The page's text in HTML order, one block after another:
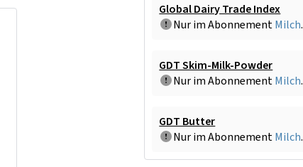
Global Dairy Trade Index
Nur im AbonnementMilch.
GDT Skim-Milk-Powder
Nur im AbonnementMilch.
GDT Butter
Nur im AbonnementMilch.